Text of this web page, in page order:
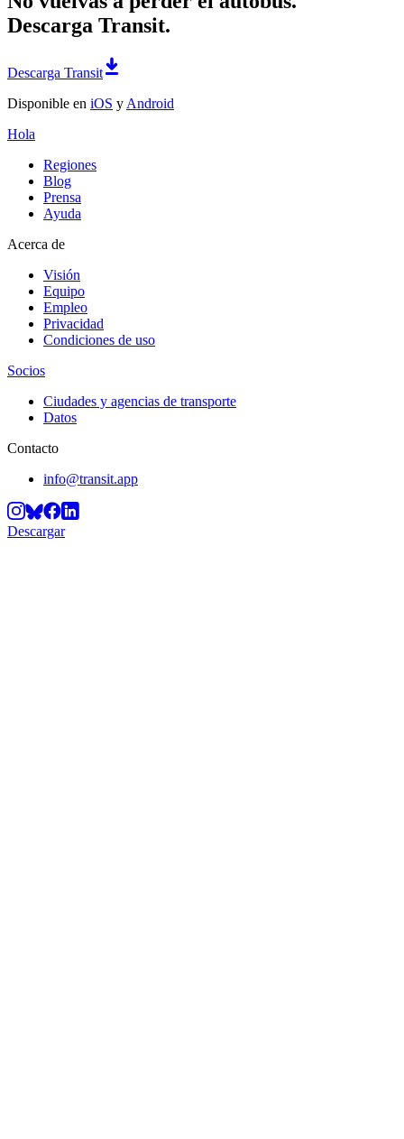
Descarga Transit.
Descarga Transit
Disponible en iOS y Android
Hola
Regiones
Blog
Prensa
Ayuda
Acerca de
Visión
Equipo
Empleo
Privacidad
Condiciones de uso
Socios
Ciudades y agencias de transporte
Datos
Contacto
info@transit.app
Descargar